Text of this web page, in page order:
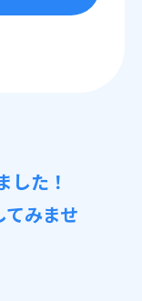
した！
みませ